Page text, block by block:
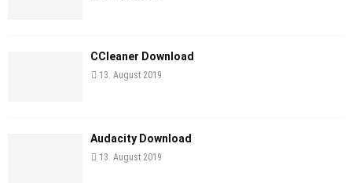
CCleaner Download
13. August 2019
Audacity Download
13. August 2019